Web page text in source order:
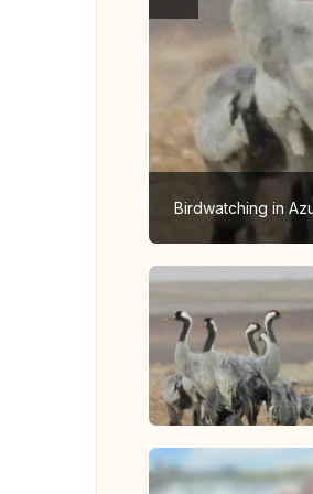
Birdwatching in